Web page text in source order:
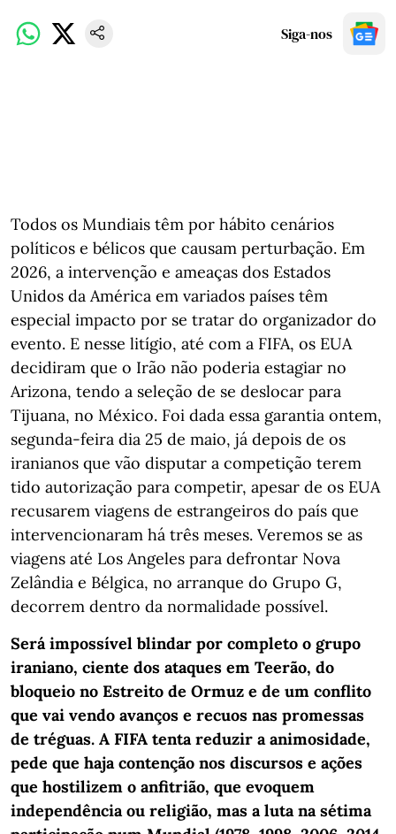
Siga-nos
Todos os Mundiais têm por hábito cenários
políticos e bélicos que causam perturbação. Em
2026, a intervenção e ameaças dos Estados
Unidos da América em variados países têm
especial impacto por se tratar do organizador do
evento. E nesse litígio, até com a FIFA, os EUA
decidiram que o Irão não poderia estagiar no
Arizona, tendo a seleção de se deslocar para
Tijuana, no México. Foi dada essa garantia ontem,
segunda-feira dia 25 de maio, já depois de os
iranianos que vão disputar a competição terem
tido autorização para competir, apesar de os EUA
recusarem viagens de estrangeiros do país que
intervencionaram há três meses. Veremos se as
viagens até Los Angeles para defrontar Nova
Zelândia e Bélgica, no arranque do Grupo G,
decorrem dentro da normalidade possível.
Será impossível blindar por completo o grupo
iraniano, ciente dos ataques em Teerão, do
bloqueio no Estreito de Ormuz e de um conflito
que vai vendo avanços e recuos nas promessas
de tréguas. A FIFA tenta reduzir a animosidade,
pede que haja contenção nos discursos e ações
que hostilizem o anfitrião, que evoquem
independência ou religião, mas a luta na sétima